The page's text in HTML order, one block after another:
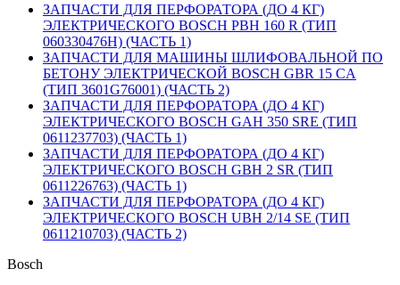
ЗАПЧАСТИ ДЛЯ ПЕРФОРАТОРА (ДО 4 КГ)
ЭЛЕКТРИЧЕСКОГО BOSCH PBH 160 R (ТИП
060330476H) (ЧАСТЬ 1)
ЗАПЧАСТИ ДЛЯ МАШИНЫ ШЛИФОВАЛЬНОЙ ПО
БЕТОНУ ЭЛЕКТРИЧЕСКОЙ BOSCH GBR 15 CA
(ТИП 3601G76001) (ЧАСТЬ 2)
ЗАПЧАСТИ ДЛЯ ПЕРФОРАТОРА (ДО 4 КГ)
ЭЛЕКТРИЧЕСКОГО BOSCH GAH 350 SRE (ТИП
0611237703) (ЧАСТЬ 1)
ЗАПЧАСТИ ДЛЯ ПЕРФОРАТОРА (ДО 4 КГ)
ЭЛЕКТРИЧЕСКОГО BOSCH GBH 2 SR (ТИП
0611226763) (ЧАСТЬ 1)
ЗАПЧАСТИ ДЛЯ ПЕРФОРАТОРА (ДО 4 КГ)
ЭЛЕКТРИЧЕСКОГО BOSCH UBH 2/14 SE (ТИП
0611210703) (ЧАСТЬ 2)
Bosch